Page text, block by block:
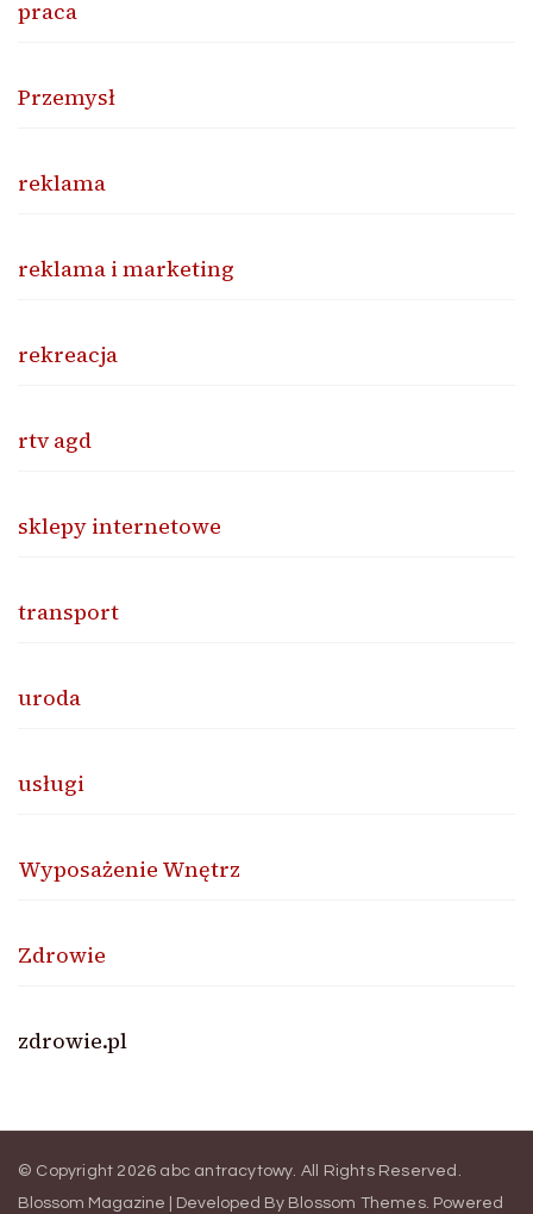
praca
Przemysł
reklama
reklama i marketing
rekreacja
rtv agd
sklepy internetowe
transport
uroda
usługi
Wyposażenie Wnętrz
Zdrowie
zdrowie.pl
© Copyright 2026 abc antracytowy. All Rights Reserved.
Blossom Magazine | Developed By Blossom Themes. Powered